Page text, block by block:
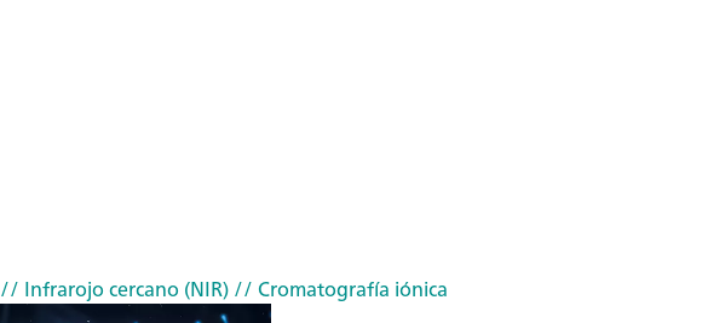
// Infrarojo cercano (NIR)// Cromatografía iónica